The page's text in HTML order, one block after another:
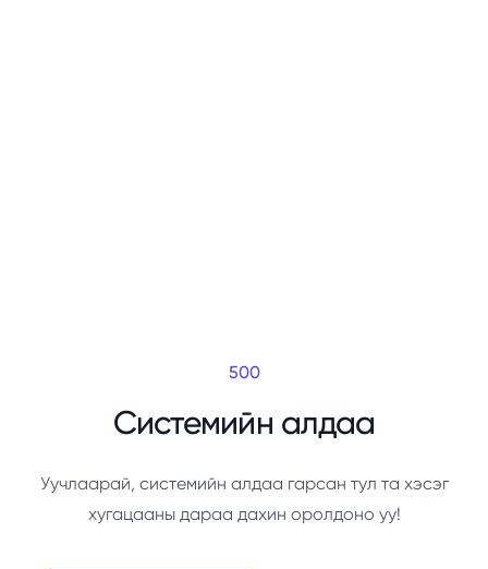
500
Системийн алдаа
Уучлаарай, системийн алдаа гарсан тул та хэсэг
хугацааны дараа дахин оролдоно уу!